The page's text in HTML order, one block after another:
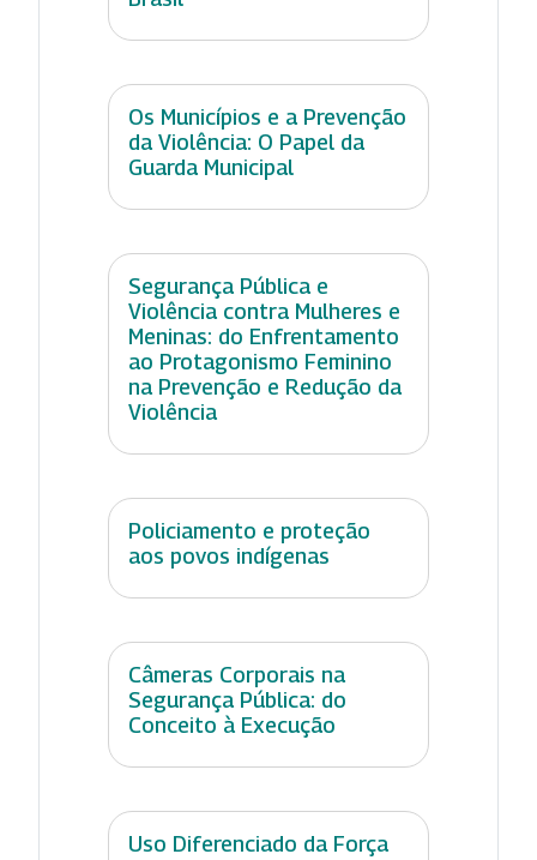
Os Municípios e a Prevenção
da Violência: O Papel da
Guarda Municipal
Segurança Pública e
Violência contra Mulheres e
Meninas: do Enfrentamento
ao Protagonismo Feminino
na Prevenção e Redução da
Violência
Policiamento e proteção
aos povos indígenas
Câmeras Corporais na
Segurança Pública: do
Conceito à Execução
Uso Diferenciado da Força